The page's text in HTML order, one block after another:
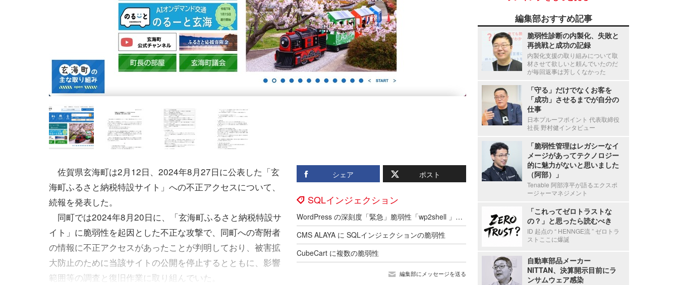
シェア ポスト
SQLインジェクション
WordPress の深刻度「緊急」脆弱性「wp2shell 」の概要と対応指針 ～ GMO Flatt Security 解説
CMS ALAYA に SQLインジェクションの脆弱性
CubeCart に複数の脆弱性
編集部にメッセージを送る
佐賀県玄海町は2月12日、2024年8月27日に公表した「玄
海町ふるさと納税特設サイト」への不正アクセスについて、
続報を発表した。
同町では2024年8月20日に、「玄海町ふるさと納税特設サ
イト」に脆弱性を起因とした不正な攻撃で、同町への寄附者
の情報に不正アクセスがあったことが判明しており、被害拡
大防止のために当該サイトの公開を停止するとともに、影響
範囲等の調査と復旧作業に取り組んでいた。
編集部おすすめ記事
脆弱性診断の内製化、失敗と
再挑戦と成功の記録
内製化支援の取り組みについて取
材させて欲しいと頼んでいたのだ
が毎回返事は芳しくなかった
「守る」だけでなくお客を
「成功」させるまでが自分の
仕事
日本プルーフポイント 代表取締役
社長 野村健インタビュー
「脆弱性管理はレガシーなイ
メージがあってテクノロジー
的に魅力がないと思いました
（阿部）」
Tenable 阿部淳平が語るエクスポ
ージャーマネジメント
「これってゼロトラストな
の？」と思ったら読むべき
ID 起点の “ HENNGE流 ” ゼロトラ
ストここに爆誕
自動車部品メーカー
NITTAN、決算開示目前にラ
ンサムウェア感染